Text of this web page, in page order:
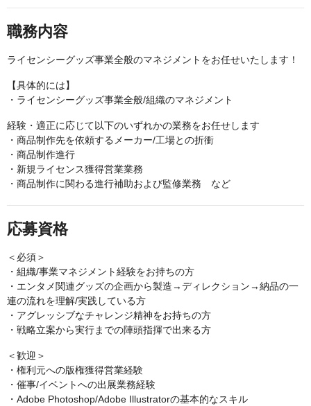
職務内容
ライセンシーグッズ事業全般のマネジメントをお任せいたします！
【具体的には】
・ライセンシーグッズ事業全般/組織のマネジメント
経験・適正に応じて以下のいずれかの業務をお任せします
・商品制作先を依頼するメーカー/工場との折衝
・商品制作進行
・新規ライセンス獲得営業業務
・商品制作に関わる進行補助および監修業務 など
応募資格
＜必須＞
・組織/事業マネジメント経験をお持ちの方
・エンタメ関連グッズの企画から製造→ディレクション→納品の一
連の流れを理解/実践している方
・アグレッシブなチャレンジ精神をお持ちの方
・戦略立案から実行までの陣頭指揮で出来る方
＜歓迎＞
・権利元への版権獲得営業経験
・催事/イベントへの出展業務経験
・Adobe Photoshop/Adobe Illustratorの基本的なスキル